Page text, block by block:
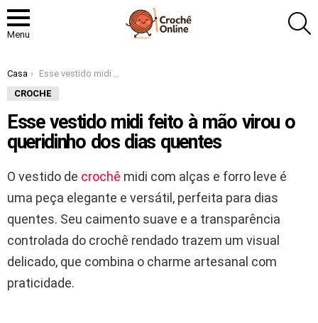
Menu
Você está aqui:
Casa
Esse vestido midi feito à mão virou o queridinho dos dias quentes
CROCHE
Esse vestido midi feito à mão virou o
queridinho dos dias quentes
O vestido de crochê midi com alças e forro leve é
uma peça elegante e versátil, perfeita para dias
quentes. Seu caimento suave e a transparência
controlada do crochê rendado trazem um visual
delicado, que combina o charme artesanal com
praticidade.